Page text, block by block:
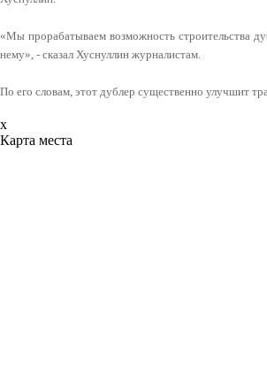
«Мы прорабатываем возможность строительства
нему», - сказал Хуснуллин журналистам.
По его словам, этот дублер существенно улучшит
x
Карта места